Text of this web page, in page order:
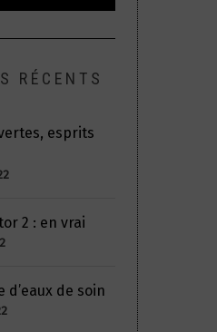
RÉCENTS
esprits
2 : en vrai
d’eaux de soin